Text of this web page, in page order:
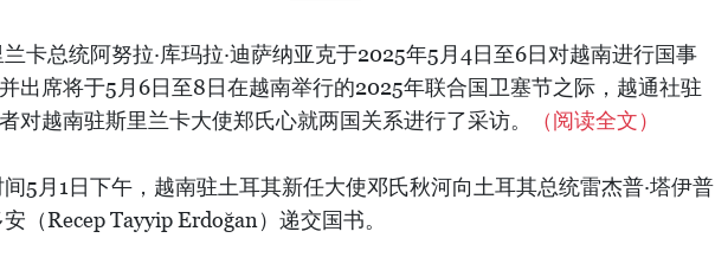
兰卡总统阿努拉·库玛拉·迪萨纳亚克于2025年5月4日至6日对越南进行国事
出席将于5月6日至8日在越南举行的2025年联合国卫塞节之际，越通社驻
对越南驻斯里兰卡大使郑氏心就两国关系进行了采访。
（阅读全文）
间5月1日下午，越南驻土耳其新任大使邓氏秋河向土耳其总统雷杰普·塔伊普
安（Recep Tayyip Erdoğan）递交国书。